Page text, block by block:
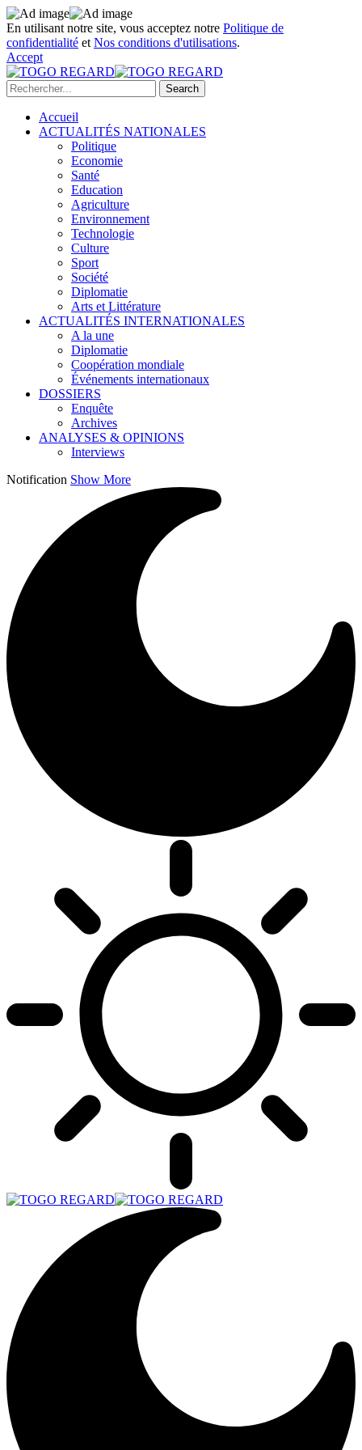
En utilisant notre site, vous acceptez notre Politique de
confidentialité et Nos conditions d'utilisations.
Accept
Accueil
ACTUALITÉS NATIONALES
Politique
Economie
Santé
Education
Agriculture
Environnement
Technologie
Culture
Sport
Société
Diplomatie
Arts et Littérature
ACTUALITÉS INTERNATIONALES
A la une
Diplomatie
Coopération mondiale
Événements internationaux
DOSSIERS
Enquête
Archives
ANALYSES & OPINIONS
Interviews
Notification Show More